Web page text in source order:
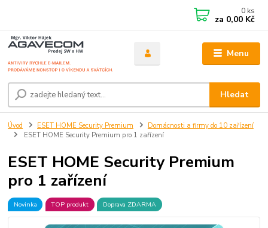
Menu
Hledat
0 ks
za 0,00 Kč
Úvod ESET HOME Security Premium
Domácnosti a firmy do 10 zařízení
ESET HOME Security Premium pro 1 zařízení
ESET HOME Security Premium
pro 1 zařízení
Novinka TOP produkt Doprava ZDARMA